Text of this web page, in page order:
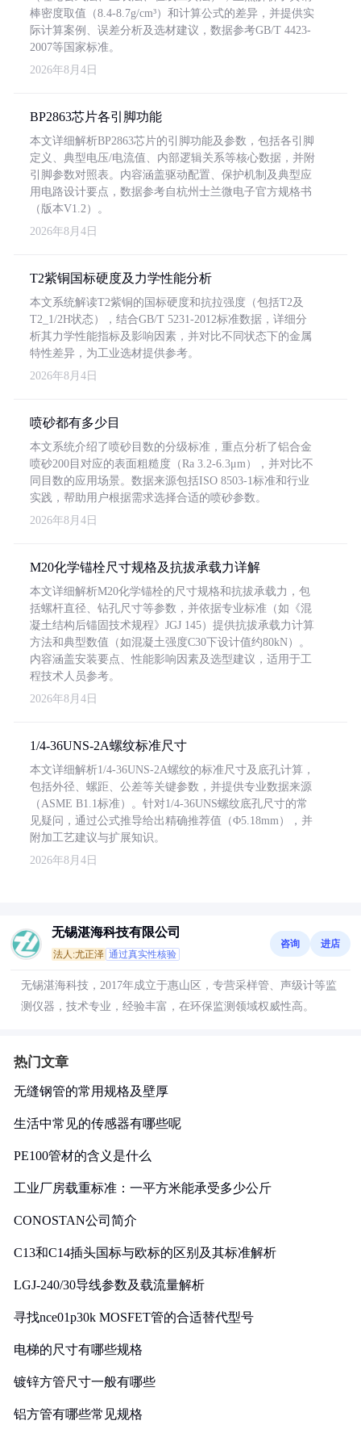
棒密度取值（8.4-8.7g/cm³）和计算公式的差异，并提供实
际计算案例、误差分析及选材建议，数据参考GB/T 4423-
2007等国家标准。
2026年8月4日
BP2863芯片各引脚功能
本文详细解析BP2863芯片的引脚功能及参数，包括各引脚
定义、典型电压/电流值、内部逻辑关系等核心数据，并附
引脚参数对照表。内容涵盖驱动配置、保护机制及典型应
用电路设计要点，数据参考自杭州士兰微电子官方规格书
（版本V1.2）。
2026年8月4日
T2紫铜国标硬度及力学性能分析
本文系统解读T2紫铜的国标硬度和抗拉强度（包括T2及
T2_1/2H状态），结合GB/T 5231-2012标准数据，详细分
析其力学性能指标及影响因素，并对比不同状态下的金属
特性差异，为工业选材提供参考。
2026年8月4日
喷砂都有多少目
本文系统介绍了喷砂目数的分级标准，重点分析了铝合金
喷砂200目对应的表面粗糙度（Ra 3.2-6.3μm），并对比不
同目数的应用场景。数据来源包括ISO 8503-1标准和行业
实践，帮助用户根据需求选择合适的喷砂参数。
2026年8月4日
M20化学锚栓尺寸规格及抗拔承载力详解
本文详细解析M20化学锚栓的尺寸规格和抗拔承载力，包
括螺杆直径、钻孔尺寸等参数，并依据专业标准（如《混
凝土结构后锚固技术规程》JGJ 145）提供抗拔承载力计算
方法和典型数值（如混凝土强度C30下设计值约80kN）。
内容涵盖安装要点、性能影响因素及选型建议，适用于工
程技术人员参考。
2026年8月4日
1/4-36UNS-2A螺纹标准尺寸
本文详细解析1/4-36UNS-2A螺纹的标准尺寸及底孔计算，
包括外径、螺距、公差等关键参数，并提供专业数据来源
（ASME B1.1标准）。针对1/4-36UNS螺纹底孔尺寸的常
见疑问，通过公式推导给出精确推荐值（Φ5.18mm），并
附加工艺建议与扩展知识。
2026年8月4日
无锡湛海科技有限公司
法人:尤正泽 通过真实性核验
咨询 进店
无锡湛海科技，2017年成立于惠山区，专营采样管、声级计等监
测仪器，技术专业，经验丰富，在环保监测领域权威性高。
热门文章
无缝钢管的常用规格及壁厚
生活中常见的传感器有哪些呢
PE100管材的含义是什么
工业厂房载重标准：一平方米能承受多少公斤
CONOSTAN公司简介
C13和C14插头国标与欧标的区别及其标准解析
LGJ-240/30导线参数及载流量解析
寻找nce01p30k MOSFET管的合适替代型号
电梯的尺寸有哪些规格
镀锌方管尺寸一般有哪些
铝方管有哪些常见规格